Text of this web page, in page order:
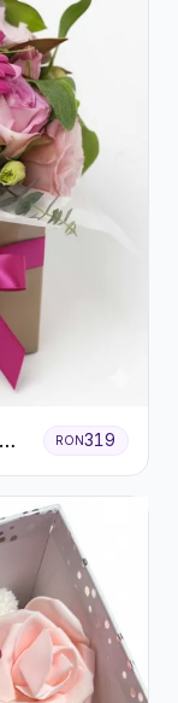
RON319